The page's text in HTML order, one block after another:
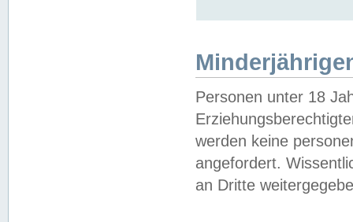
Personen unter 18
werden keine
angefordert.
an Dritte